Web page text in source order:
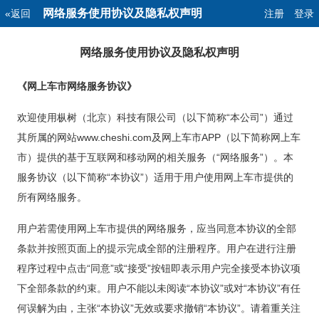
«返回 网络服务使用协议及隐私权声明 登录
注册
网络服务使用协议及隐私权声明
《网上车市网络服务协议》
欢迎使用枞树（北京）科技有限公司（以下简称“本公司”）通过
其所属的网站www.cheshi.com及网上车市APP（以下简称网上车
市）提供的基于互联网和移动网的相关服务（“网络服务”）。本
服务协议（以下简称“本协议”）适用于用户使用网上车市提供的
所有网络服务。
用户若需使用网上车市提供的网络服务，应当同意本协议的全部
条款并按照页面上的提示完成全部的注册程序。用户在进行注册
程序过程中点击“同意”或“接受”按钮即表示用户完全接受本协议项
下全部条款的约束。用户不能以未阅读“本协议”或对“本协议”有任
何误解为由，主张“本协议”无效或要求撤销“本协议”。请着重关注